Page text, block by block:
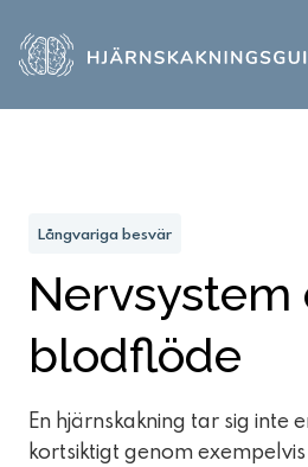
Långvariga besvär
Nervsystem
blodflöde
En hjärnskakning tar sig inte
kortsiktigt genom